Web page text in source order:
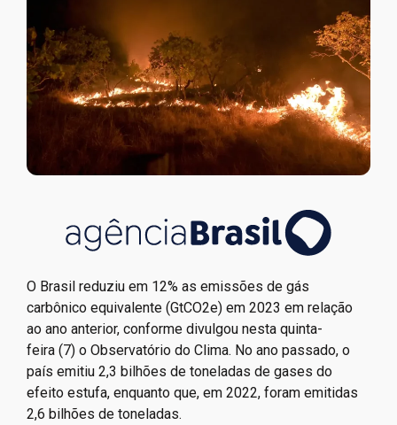
O Brasil reduziu em 12% as emissões de gás
carbônico equivalente (GtCO2e) em 2023 em relação
ao ano anterior, conforme divulgou nesta quinta-
feira (7) o Observatório do Clima. No ano passado, o
país emitiu 2,3 bilhões de toneladas de gases do
efeito estufa, enquanto que, em 2022, foram emitidas
2,6 bilhões de toneladas.